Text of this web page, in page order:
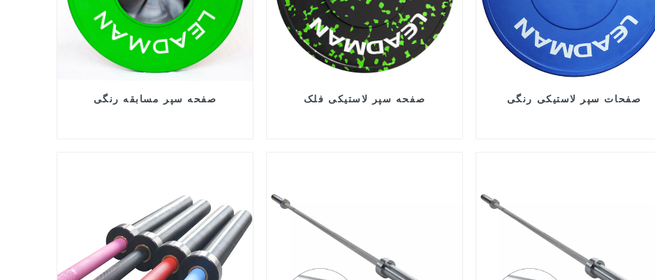
صفحه سپر مسابقه رنگی صفحه سپر لاستیکی فلک صفحات سپر لاستیکی رنگی